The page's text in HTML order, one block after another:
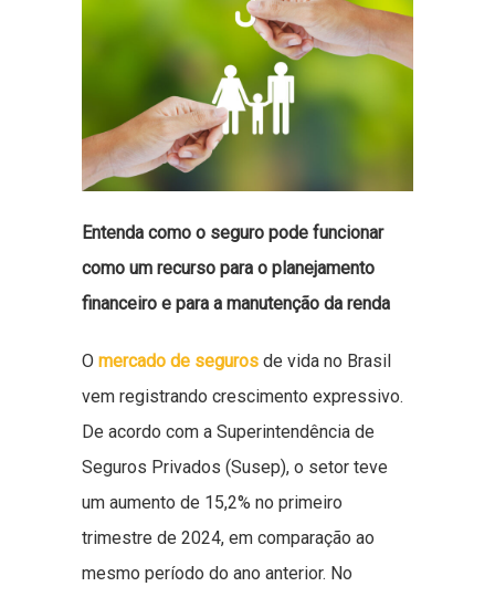
Entenda como o seguro pode funcionar
como um recurso para o planejamento
financeiro e para a manutenção da renda
O mercado de seguros de vida no Brasil
vem registrando crescimento expressivo.
De acordo com a Superintendência de
Seguros Privados (Susep), o setor teve
um aumento de 15,2% no primeiro
trimestre de 2024, em comparação ao
mesmo período do ano anterior. No